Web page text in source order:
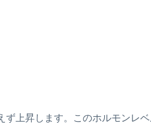
ず上昇します。このホルモンレ